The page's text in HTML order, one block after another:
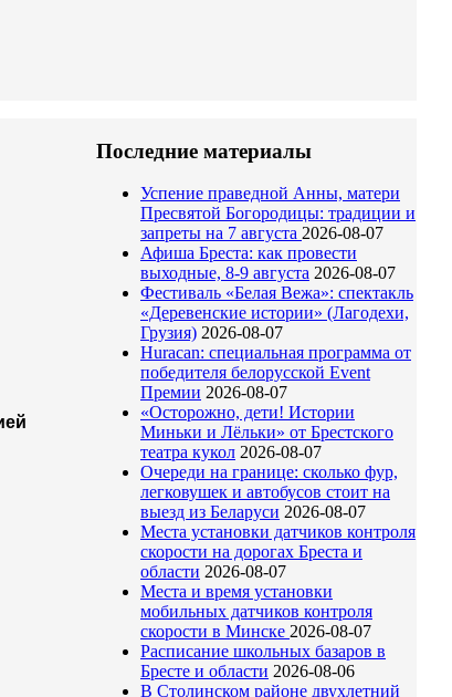
Последние материалы
Успение праведной Анны, матери
Пресвятой Богородицы: традиции и
запреты на 7 августа 2026-08-07
Афиша Бреста: как провести
выходные, 8-9 августа 2026-08-07
Фестиваль «Белая Вежа»: спектакль
«Деревенские истории» (Лагодехи,
Грузия) 2026-08-07
Huracan: специальная программа от
победителя белорусской Event
Премии 2026-08-07
«Осторожно, дети! Истории
Миньки и Лёльки» от Брестского
театра кукол 2026-08-07
Очереди на границе: сколько фур,
легковушек и автобусов стоит на
выезд из Беларуси 2026-08-07
Места установки датчиков контроля
скорости на дорогах Бреста и
области 2026-08-07
Места и время установки
мобильных датчиков контроля
скорости в Минске 2026-08-07
Расписание школьных базаров в
Бресте и области 2026-08-06
В Столинском районе двухлетний